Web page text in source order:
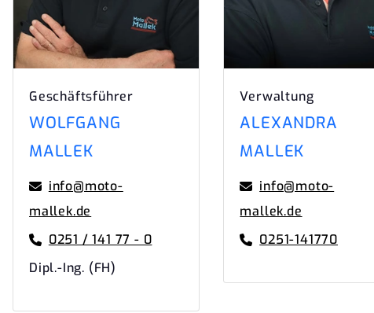
Geschäftsführer
WOLFGANG
MALLEK
info@moto-
mallek.de
0251 / 141 77 - 0
Dipl.-Ing. (FH)
Verwaltung
ALEXANDRA
MALLEK
info@moto-
mallek.de
0251-141770